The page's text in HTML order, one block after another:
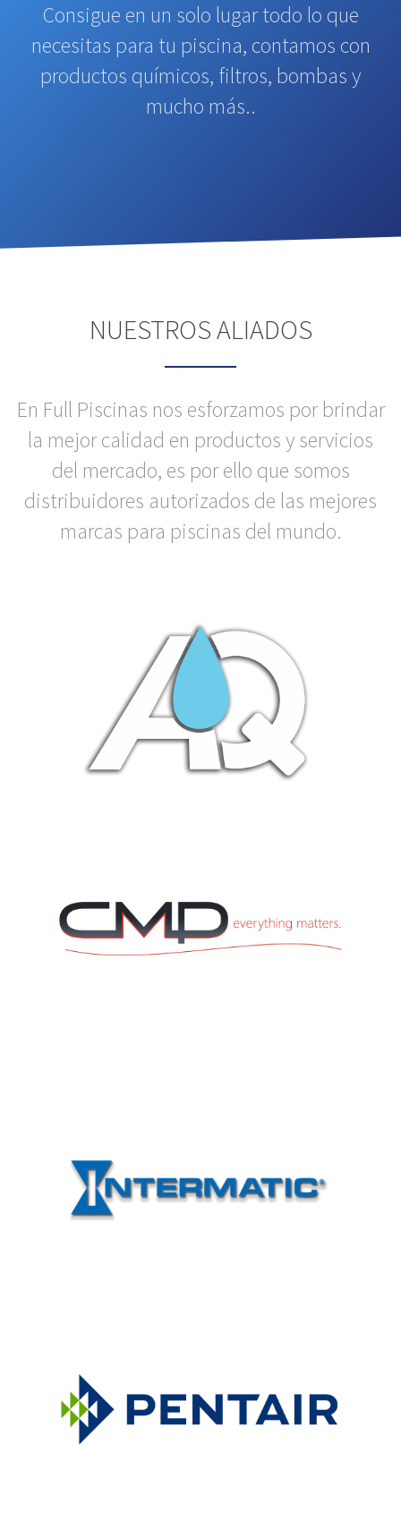
Consigue en un solo lugar todo lo que
necesitas para tu piscina, contamos con
productos químicos, filtros, bombas y
mucho más..
NUESTROS ALIADOS
En Full Piscinas nos esforzamos por brindar
la mejor calidad en productos y servicios
del mercado, es por ello que somos
distribuidores autorizados de las mejores
marcas para piscinas del mundo.